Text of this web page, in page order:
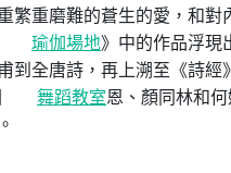
繁重磨難的蒼生的愛，和
瑜伽場地》中的作品浮現
全唐詩，再上溯至《詩經》
舞蹈教室恩、顏同林和